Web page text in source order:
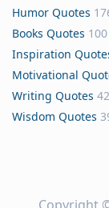
Humor Quotes
Books Quotes 100
Inspiration
Motivational
Writing Quotes 42
Wisdom Quotes